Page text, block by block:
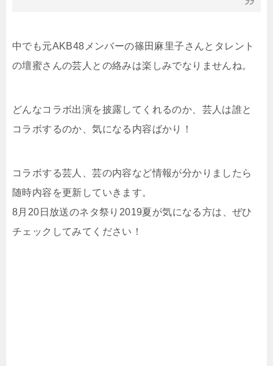
中でも元AKB48メンバーの篠田麻里子さんとタレント
の壇蜜さんの芸人との絡みは楽しみでなりませんね。
どんなコラボ出演を披露してくれるのか、芸人は誰と
コラボするのか、気になる内容ばかり！
コラボする芸人、芸の内容など情報が分かりましたら
随時内容を更新していきます。
8月20日放送のネタ祭り2019夏が気になる方は、ぜひ
チェックしてみてください！